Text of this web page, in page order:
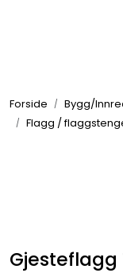
Forside Bygg/
Flagg /
Gjesteflagg
Elektrisk
Bygg/
VVS